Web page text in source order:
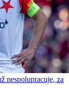
nespolupracuje, za